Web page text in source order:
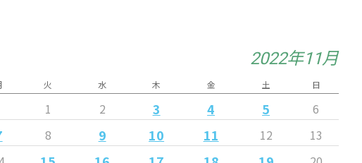
2022年11月
火 水 木 金 土 日
1 2 3 4 5 6
8 9 10 11 12
13